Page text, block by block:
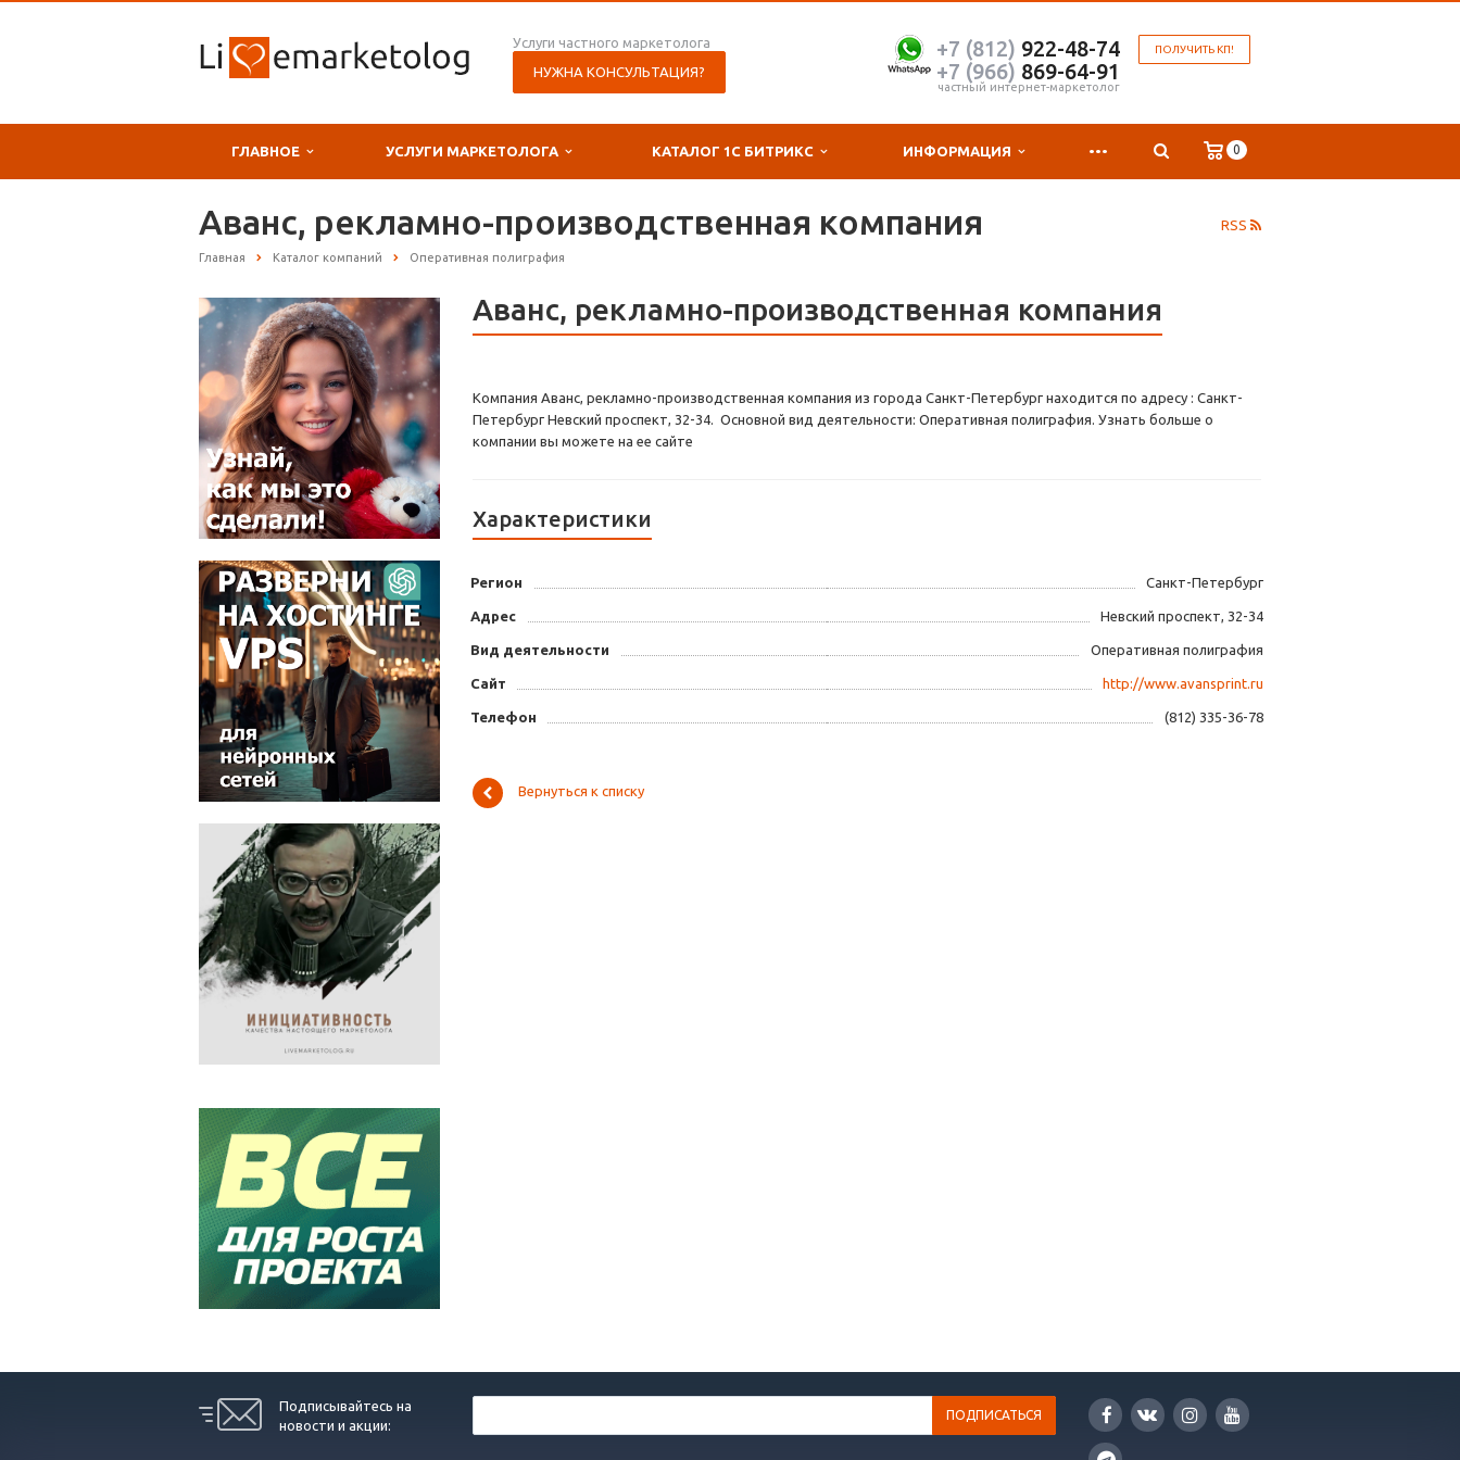
Услуги частного маркетолога
НУЖНА КОНСУЛЬТАЦИЯ?
ПОЛУЧИТЬ КП!
+7 (812) 922-48-74
+7 (966) 869-64-91
частный интернет-маркетолог
ГЛАВНОЕ УСЛУГИ МАРКЕТОЛОГА КАТАЛОГ 1С БИТРИКС ИНФОРМАЦИЯ ... 0
RSS
Аванс, рекламно-производственная компания
Главная Каталог компаний Оперативная полиграфия
Аванс, рекламно-производственная компания
Компания Аванс, рекламно-производственная компания из города Санкт-Петербург находится по адресу : Санкт-
Петербург Невский проспект, 32-34. Основной вид деятельности: Оперативная полиграфия. Узнать больше о
компании вы можете на ее сайте
Характеристики
Регион Санкт-Петербург
Адрес Невский проспект, 32-34
Вид деятельности Оперативная полиграфия
Сайт http://www.avansprint.ru
Телефон (812) 335-36-78
Вернуться к списку
Подписывайтесь на
новости и акции: